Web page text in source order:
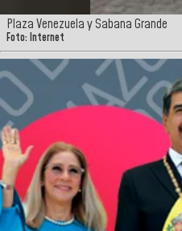
Plaza Venezuela y Sabana Grande
Foto: Internet